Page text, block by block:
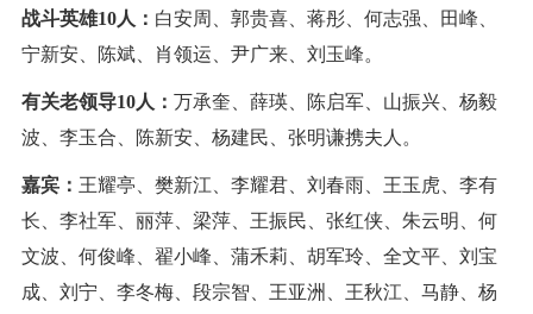
战斗英雄10人： 白安周、郭贵喜、蒋彤、何志强、田峰、
宁新安、陈斌、肖领运、尹广来、刘玉峰。
有关老领导10人： 万承奎、薛瑛、陈启军、山振兴、杨毅
波、李玉合、陈新安、杨建民、张明谦携夫人。
嘉宾： 王耀亭、樊新江、李耀君、刘春雨、王玉虎、李有
长、李社军、丽萍、梁萍、王振民、张红侠、朱云明、何
文波、何俊峰、翟小峰、蒲禾莉、胡军玲、全文平、刘宝
成、刘宁、李冬梅、段宗智、王亚洲、王秋江、马静、杨